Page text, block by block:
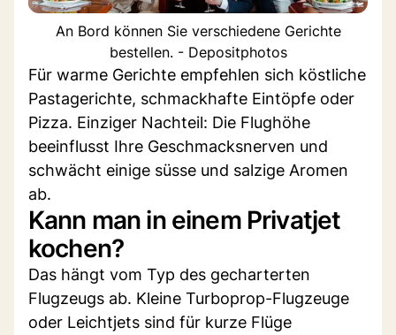
An Bord können Sie verschiedene Gerichte
bestellen. - Depositphotos
Für warme Gerichte empfehlen sich köstliche
Pastagerichte, schmackhafte Eintöpfe oder
Pizza. Einziger Nachteil: Die Flughöhe
beeinflusst Ihre Geschmacksnerven und
schwächt einige süsse und salzige Aromen
ab.
Kann man in einem Privatjet
kochen?
Das hängt vom Typ des gecharterten
Flugzeugs ab. Kleine Turboprop-Flugzeuge
oder Leichtjets sind für kurze Flüge